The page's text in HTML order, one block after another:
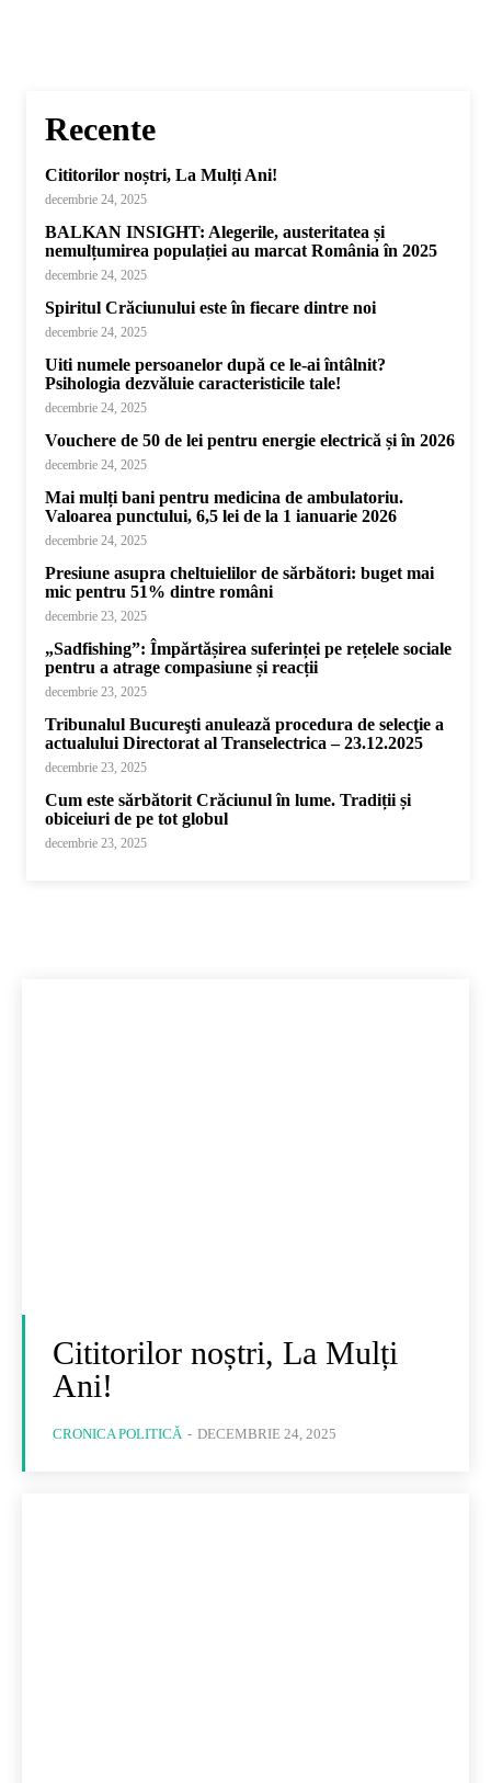
Recente
Cititorilor noștri, La Mulți Ani!
decembrie 24, 2025
BALKAN INSIGHT: Alegerile, austeritatea și
nemulțumirea populației au marcat România în 2025
decembrie 24, 2025
Spiritul Crăciunului este în fiecare dintre noi
decembrie 24, 2025
Uiti numele persoanelor după ce le-ai întâlnit?
Psihologia dezvăluie caracteristicile tale!
decembrie 24, 2025
Vouchere de 50 de lei pentru energie electrică și în 2026
decembrie 24, 2025
Mai mulți bani pentru medicina de ambulatoriu.
Valoarea punctului, 6,5 lei de la 1 ianuarie 2026
decembrie 24, 2025
Presiune asupra cheltuielilor de sărbători: buget mai
mic pentru 51% dintre români
decembrie 23, 2025
„Sadfishing”: Împărtășirea suferinței pe rețelele sociale
pentru a atrage compasiune și reacții
decembrie 23, 2025
Tribunalul Bucureşti anulează procedura de selecţie a
actualului Directorat al Transelectrica – 23.12.2025
decembrie 23, 2025
Cum este sărbătorit Crăciunul în lume. Tradiții și
obiceiuri de pe tot globul
decembrie 23, 2025
Cititorilor noștri, La Mulți
Ani!
CRONICA POLITICĂ - DECEMBRIE 24, 2025